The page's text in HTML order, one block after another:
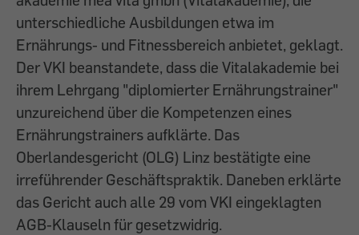
unterschiedliche Ausbildungen etwa im
Ernährungs- und Fitnessbereich anbietet, geklagt.
Der VKI beanstandete, dass die Vitalakademie bei
ihrem Lehrgang "diplomierter Ernährungstrainer"
unzureichend über die Kompetenzen eines
Ernährungstrainers aufklärte. Das
Oberlandesgericht (OLG) Linz bestätigte eine
irreführender Geschäftspraktik. Daneben erklärte
das Gericht auch alle 29 vom VKI eingeklagten
AGB-Klauseln für gesetzwidrig.